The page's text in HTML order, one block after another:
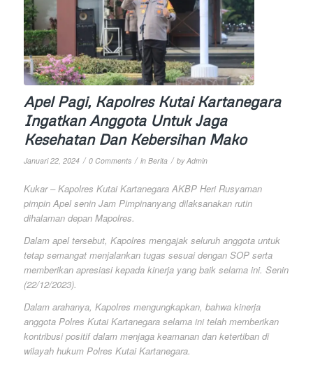
Apel Pagi, Kapolres Kutai Kartanegara
Ingatkan Anggota Untuk Jaga
Kesehatan Dan Kebersihan Mako
Januari 22, 2024 / 0 Comments / in Berita / byAdmin
Kukar – Kapolres Kutai Kartanegara AKBP Heri Rusyaman
pimpin Apel senin Jam Pimpinanyang dilaksanakan rutin
dihalaman depan Mapolres.
Dalam apel tersebut, Kapolres mengajak seluruh anggota untuk
tetap semangat menjalankan tugas sesuai dengan SOP serta
memberikan apresiasi kepada kinerja yang baik selama ini. Senin
(22/12/2023).
Dalam arahanya, Kapolres mengungkapkan, bahwa kinerja
anggota Polres Kutai Kartanegara selama ini telah memberikan
kontribusi positif dalam menjaga keamanan dan ketertiban di
wilayah hukum Polres Kutai Kartanegara.